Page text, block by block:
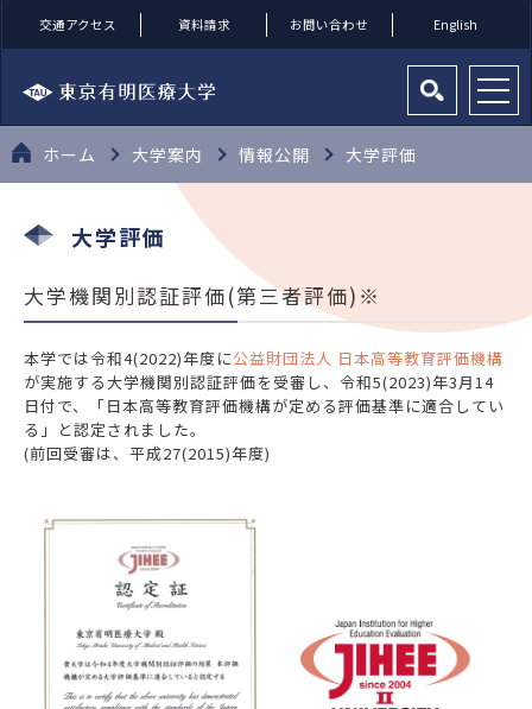
交通アクセス 資料請求 お問い合わせ English
ホーム 大学案内 情報公開 大学評価
大学評価
大学機関別認証評価(第三者評価)※
本学では令和4(2022)年度に公益財団法人 日本高等教育評価機構
が実施する大学機関別認証評価を受審し、令和5(2023)年3月14
日付で、「日本高等教育評価機構が定める評価基準に適合してい
る」と認定されました。
(前回受審は、平成27(2015)年度)